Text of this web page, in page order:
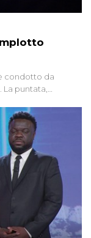
condotto da
puntata,
dei sospetti
hanno invaso
collettivo.